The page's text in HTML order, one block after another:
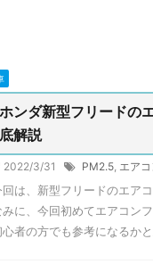
ホンダ新型フリードの
底解説
2022/3/31 PM2.5 エア
回は、新型フリードのエア
みに、今回初めてエアコン
心者の方でも参考になるか